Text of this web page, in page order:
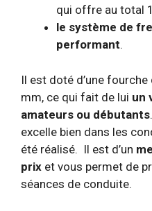
qui offre au total
le système de
performant.
Il est doté d’une
mm, ce qui fait de lui un
amateurs ou débutants
excelle bien dans les
été réalisé. Il est d’un
prix et vous permet de
séances de conduite.